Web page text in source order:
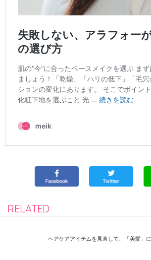
RELATED
ヘアケアアイテムを見直して、「美髪」に